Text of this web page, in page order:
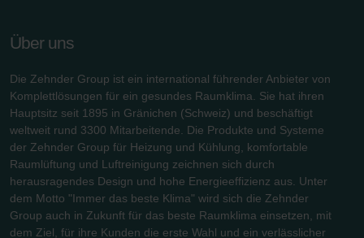
Über uns
Die Zehnder Group ist ein international führender Anbieter von
Komplettlösungen für ein gesundes Raumklima. Sie hat ihren
Hauptsitz seit 1895 in Gränichen (Schweiz) und beschäftigt
weltweit rund 3300 Mitarbeitende. Die Produkte und Systeme
der Zehnder Group für Heizung und Kühlung, komfortable
Raumlüftung und Luftreinigung zeichnen sich durch
herausragendes Design und hohe Energieeffizienz aus. Unter
dem Motto "Immer das beste Klima" wird sich die Zehnder
Group auch in Zukunft für das beste Raumklima einsetzen, mit
dem Ziel, für ihre Kunden die erste Wahl und ein verlässlicher